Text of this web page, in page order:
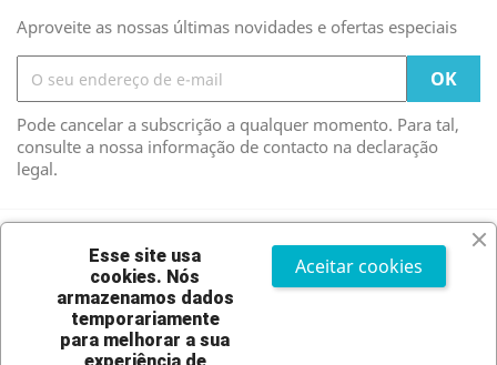
Aproveite as nossas últimas novidades e ofertas especiais
Pode cancelar a subscrição a qualquer momento. Para tal,
consulte a nossa informação de contacto na declaração
legal.
PRODUTOS
Esse site usa
cookies. Nós
armazenamos dados
temporariamente
para melhorar a sua
Aceitar cookies